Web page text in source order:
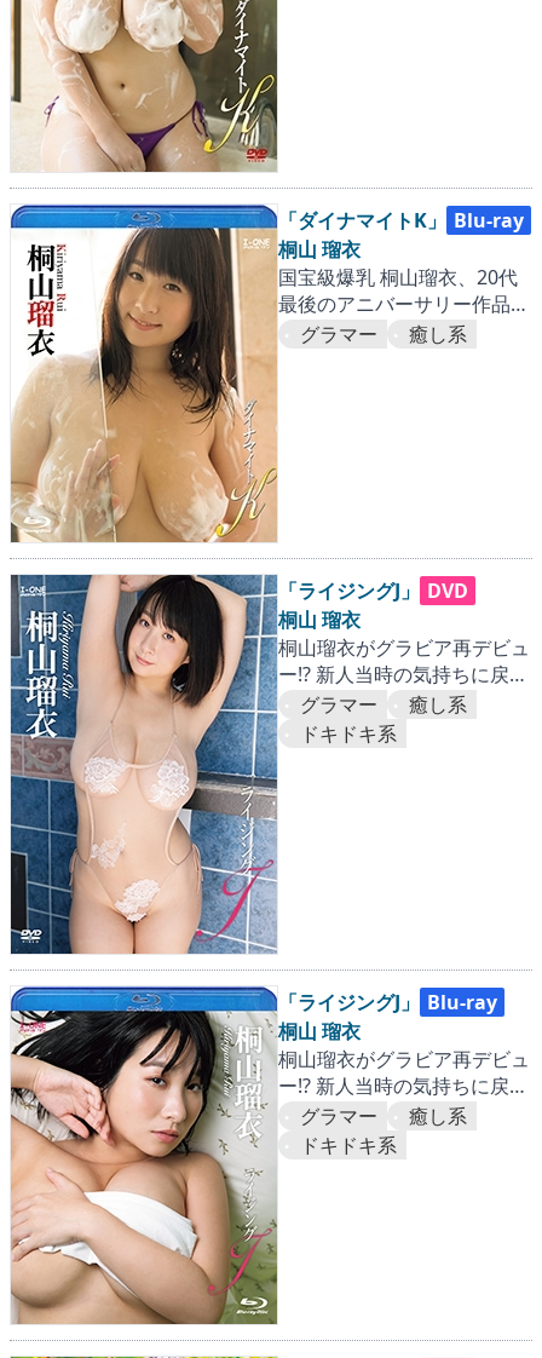
「ダイナマイトK」
Blu-ray
桐山 瑠衣
国宝級爆乳 桐山瑠衣、20代
最後のアニバーサリー作品！
進化した大迫力Kカップバス
グラマー 癒し系
「ライジングJ」
DVD
桐山 瑠衣
桐山瑠衣がグラビア再デビュ
ー!? 新人当時の気持ちに戻っ
てセクシーポーズを連発！
グラマー
癒し系
ドキドキ系
「ライジングJ」
Blu-ray
桐山 瑠衣
桐山瑠衣がグラビア再デビュ
ー!? 新人当時の気持ちに戻っ
てセクシーポーズを連発！
グラマー
癒し系
ドキドキ系